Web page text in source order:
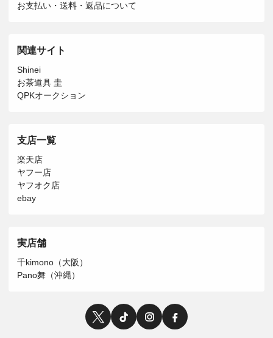
お支払い・送料・返品について
関連サイト
Shinei
お茶道具 圭
QPKオークション
支店一覧
楽天店
ヤフー店
ヤフオク店
ebay
実店舗
千kimono（大阪）
Pano舞（沖縄）